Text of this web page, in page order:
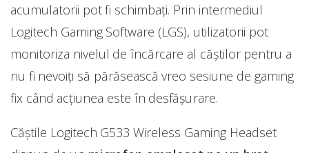
acumulatorii pot fi schimbați. Prin intermediul
Logitech Gaming Software (LGS), utilizatorii pot
monitoriza nivelul de încărcare al căștilor pentru a
nu fi nevoiți să părăsească vreo sesiune de gaming
fix când acțiunea este în desfășurare.
Căștile Logitech G533 Wireless Gaming Headset